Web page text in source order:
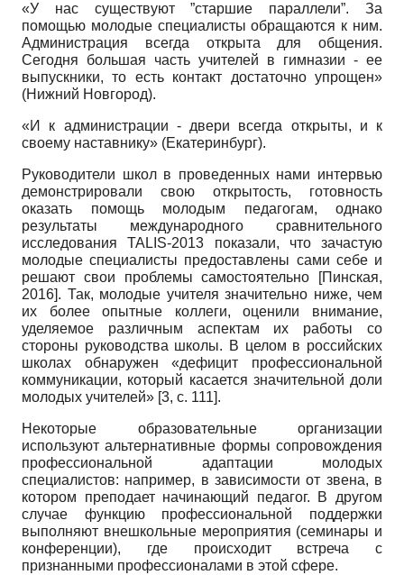
«У нас существуют ”старшие параллели”. За
помощью молодые специалисты обращаются к ним.
Администрация всегда открыта для общения.
Сегодня большая часть учителей в гимназии - ее
выпускники, то есть контакт достаточно упрощен»
(Нижний Новгород).
«И к администрации - двери всегда открыты, и к
своему наставнику» (Екатеринбург).
Руководители школ в проведенных нами интервью
демонстрировали свою открытость, готовность
оказать помощь молодым педагогам, однако
результаты международного сравнительного
исследованияTALIS-2013 показали, что зачастую
молодые специалисты предоставлены сами себе и
решают свои проблемы самостоятельно
[Пинская,
2016]. Так, молодые учителя значительно ниже, чем
их более опытные коллеги, оценили внимание,
уделяемое различным аспектам их работы со
стороны руководства школы. В целом в российских
школах обнаружен «дефицит профессиональной
коммуникации, который касается значительной доли
молодых учителей» [3, c. 111].
Некоторые образовательные организации
используют альтернативные формы сопровождения
профессиональной адаптации молодых
специалистов: например, в зависимости от звена, в
котором преподает начинающий педагог. В другом
случае функцию профессиональной поддержки
выполняют внешкольные мероприятия (семинары и
конференции), где происходит встреча с
признанными профессионалами в этой сфере.